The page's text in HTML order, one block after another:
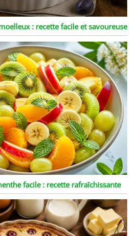
: recette facile et savoureuse
facile : recette rafraîchissante